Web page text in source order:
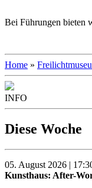
Bei Führungen bieten
Home »
INFO
Diese Woche
05. August 2026 |
Kunsthaus: After-